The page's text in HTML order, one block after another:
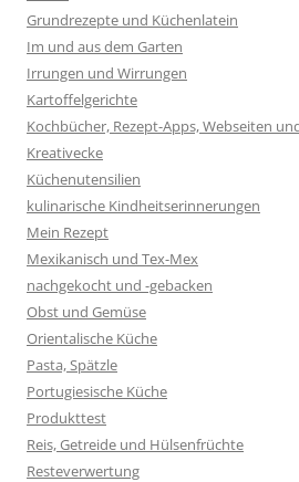
Grundrezepte und Küchenlatein
Im und aus dem Garten
Irrungen und Wirrungen
Kartoffelgerichte
Kochbücher, Rezept-Apps, Webseiten
Kreativecke
Küchenutensilien
kulinarische Kindheitserinnerungen
Mein Rezept
Mexikanisch und Tex-Mex
nachgekocht und -gebacken
Obst und Gemüse
Orientalische Küche
Pasta, Spätzle
Portugiesische Küche
Produkttest
Reis, Getreide und Hülsenfrüchte
Resteverwertung